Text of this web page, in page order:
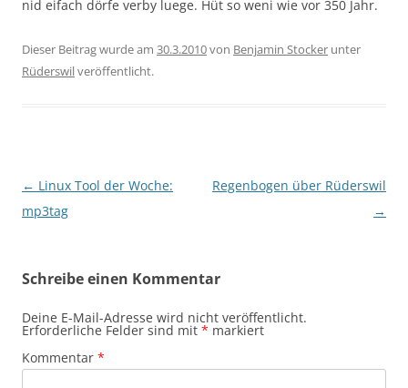
nid eifach dörfe verby luege. Hüt so weni wie vor 350 Jahr.
Dieser Beitrag wurde am 30.3.2010von Benjamin Stocker unter
Rüderswilveröffentlicht.
Beitragsnavigation
← Linux Tool der Woche:
mp3tag
Regenbogen über Rüderswil
→
Schreibe einen Kommentar
Deine E-Mail-Adresse wird nicht veröffentlicht.
Erforderliche Felder sind mit * markiert
Kommentar *